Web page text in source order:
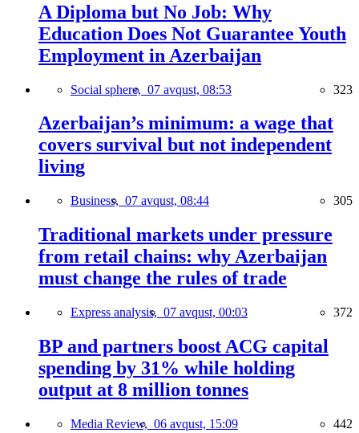
A Diploma but No Job: Why
Education Does Not Guarantee Youth
Employment in Azerbaijan
Social sphere, 07 avqust, 08:53 323
Azerbaijan’s minimum: a wage that
covers survival but not independent
living
Business, 07 avqust, 08:44 305
Traditional markets under pressure
from retail chains: why Azerbaijan
must change the rules of trade
Express analysis, 07 avqust, 00:03 372
BP and partners boost ACG capital
spending by 31% while holding
output at 8 million tonnes
Media Review, 06 avqust, 15:09 442